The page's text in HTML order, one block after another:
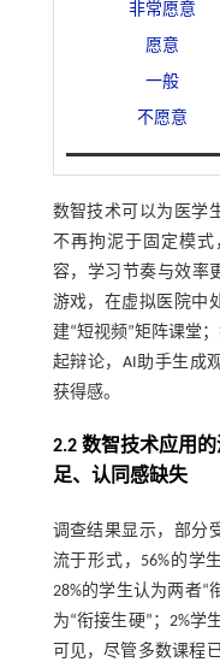
非常愿意
愿意
一般
不愿意
数智技术可以为医学
不再拘泥于固定模
容，学习节奏与效率
游戏，在虚拟医院中
建“短视频”矩阵课堂
起辩论，AI助手生成
获得感。
2.2 数智技术应用
足、认同感缺失
调查结果显示，部分
流于形式，56%的学
28%的学生认为两者“
为“衔接生硬”；2%学
可见，尽管多数课程